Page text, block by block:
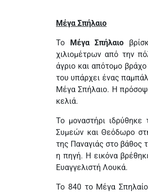
Μέγα Σπήλαιο
Το Μέγα Σπήλαιο
χιλιομέτρων από την
άγριο και απότομο
του υπάρχει ένας
Μέγα Σπήλαιο. Η
κελιά.
Το μοναστήρι
Συμεών και Θεόδωρο
της Παναγιάς στο βάθος
η πηγή. Η εικόνα
Ευαγγελιστή Λουκά.
Το 840 το Μέγα